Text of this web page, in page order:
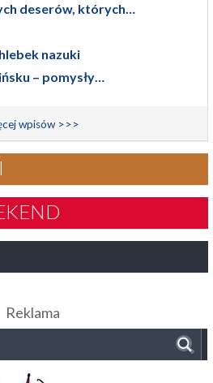
deserów, których…
nazuki
– pomysły…
wpisów >>>
Reklama